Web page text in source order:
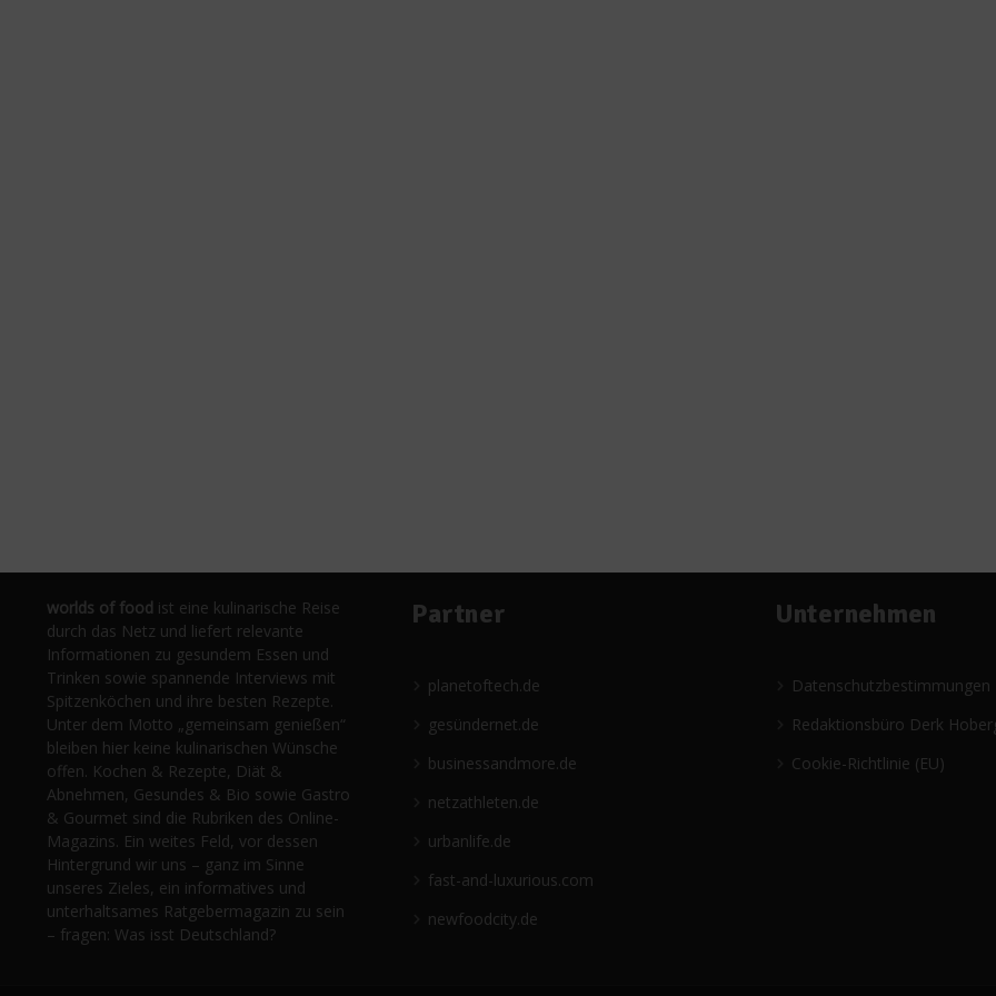
worlds of food ist eine kulinarische Reise
durch das Netz und liefert relevante
Informationen zu gesundem Essen und
Trinken sowie spannende Interviews mit
Spitzenköchen und ihre besten Rezepte.
Unter dem Motto „gemeinsam genießen“
bleiben hier keine kulinarischen Wünsche
offen. Kochen & Rezepte, Diät &
Abnehmen, Gesundes & Bio sowie Gastro
& Gourmet sind die Rubriken des Online-
Magazins. Ein weites Feld, vor dessen
Hintergrund wir uns – ganz im Sinne
unseres Zieles, ein informatives und
unterhaltsames Ratgebermagazin zu sein
– fragen: Was isst Deutschland?
Partner
planetoftech.de
gesündernet.de
businessandmore.de
netzathleten.de
urbanlife.de
fast-and-luxurious.com
newfoodcity.de
Unternehmen
Datenschutzbestimmungen
Redaktionsbüro Derk
Cookie-Richtlinie (EU)